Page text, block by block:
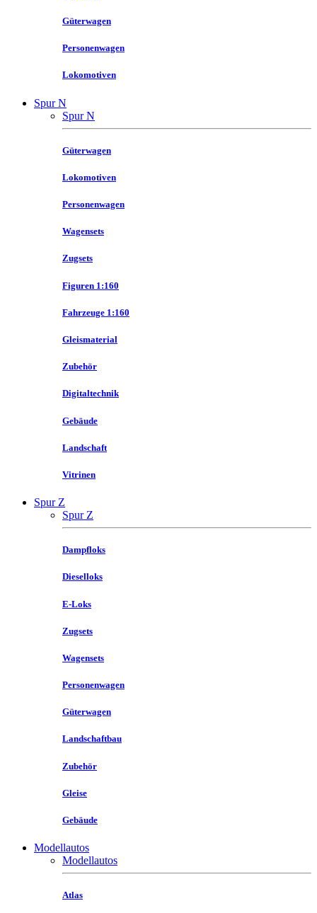
Güterwagen
Personenwagen
Lokomotiven
Spur N
Spur N
Güterwagen
Lokomotiven
Personenwagen
Wagensets
Zugsets
Figuren 1:160
Fahrzeuge 1:160
Gleismaterial
Zubehör
Digitaltechnik
Gebäude
Landschaft
Vitrinen
Spur Z
Spur Z
Dampfloks
Dieselloks
E-Loks
Zugsets
Wagensets
Personenwagen
Güterwagen
Landschaftbau
Zubehör
Gleise
Gebäude
Modellautos
Modellautos
Atlas